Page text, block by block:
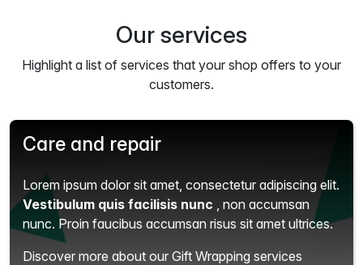
Our services
Highlight a list of services that your shop offers to your
customers.
Care and repair
Lorem ipsum dolor sit amet, consectetur adipiscing elit.
Vestibulum quis facilisis nunc
, non accumsan
nunc. Proin faucibus accumsan risus sit amet ultrices.
Discover more about our Gift Wrapping services